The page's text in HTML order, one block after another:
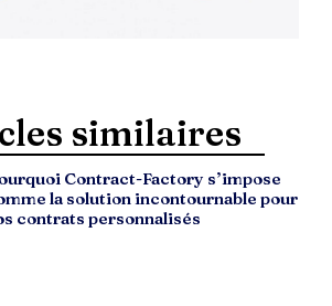
similaires
Contract-Factory s’impose
la solution incontournable pour
contrats personnalisés